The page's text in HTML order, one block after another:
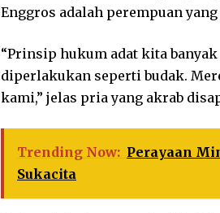
Enggros adalah perempuan
“Prinsip hukum adat kita
diperlakukan seperti budak.
kami,” jelas pria yang akrab
Trending Now: Perayaan
Sukacita